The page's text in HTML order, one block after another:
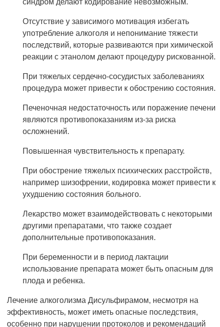
Отсутствие у зависимого мотивация избегать
употребление алкоголя и непонимание тяжести
последствий, которые развиваются при химической
реакции с этанолом делают процедуру рискованной.
При тяжелых сердечно-сосудистых заболеваниях
процедура может привести к обострению состояния.
Печеночная недостаточность или поражение печени
являются противопоказаниям из-за риска
осложнений.
Повышенная чувствительность к препарату.
При обострение тяжелых психических расстройств,
например шизофрении, кодировка может привести к
ухудшению состояния больного.
Лекарство может взаимодействовать с некоторыми
другими препаратами, что также создает
дополнительные противопоказания.
При беременности и в период лактации
использование препарата может быть опасным для
плода и ребенка.
Лечение алкоголизма Дисульфирамом, несмотря на
эффективность, может иметь опасные последствия,
особенно при нарушении протоколов и рекомендаций